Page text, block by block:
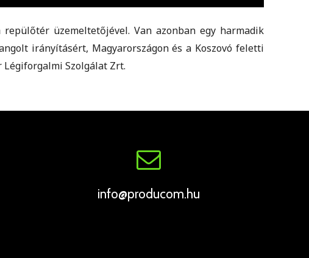
üzemeltetőjével. Van azonban egy harmadik
irányításért, Magyarországon és a Koszovó feletti
Szolgálat Zrt.
info@producom.hu